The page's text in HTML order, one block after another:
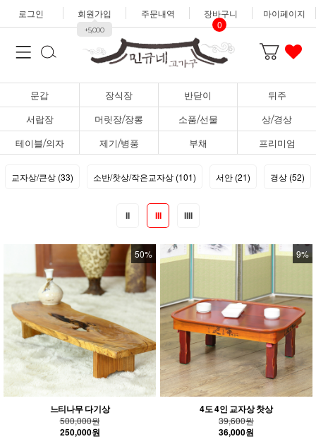
로그인 회원가입
+5,000
주문내역
장바구니
0
마이페이지
문갑 장식장 반닫이 뒤주
서랍장 머릿장/장롱 소품/선물 상/경상
테이블/의자 제기/병풍 부채 프리미엄
교자상/큰상 (33) 소반/찻상/작은교자상 (101) 서안 (21) 경상 (52)
II III IIII
50%
느티나무 다기상
500,000원
250,000원
9%
4도 4인 교자상 찻상
39,600원
36,000원